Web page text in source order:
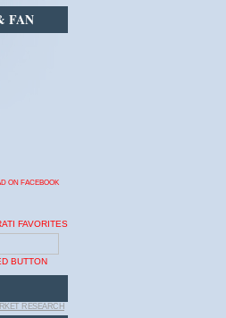
FAN
ON FACEBOOK
RESEARCH